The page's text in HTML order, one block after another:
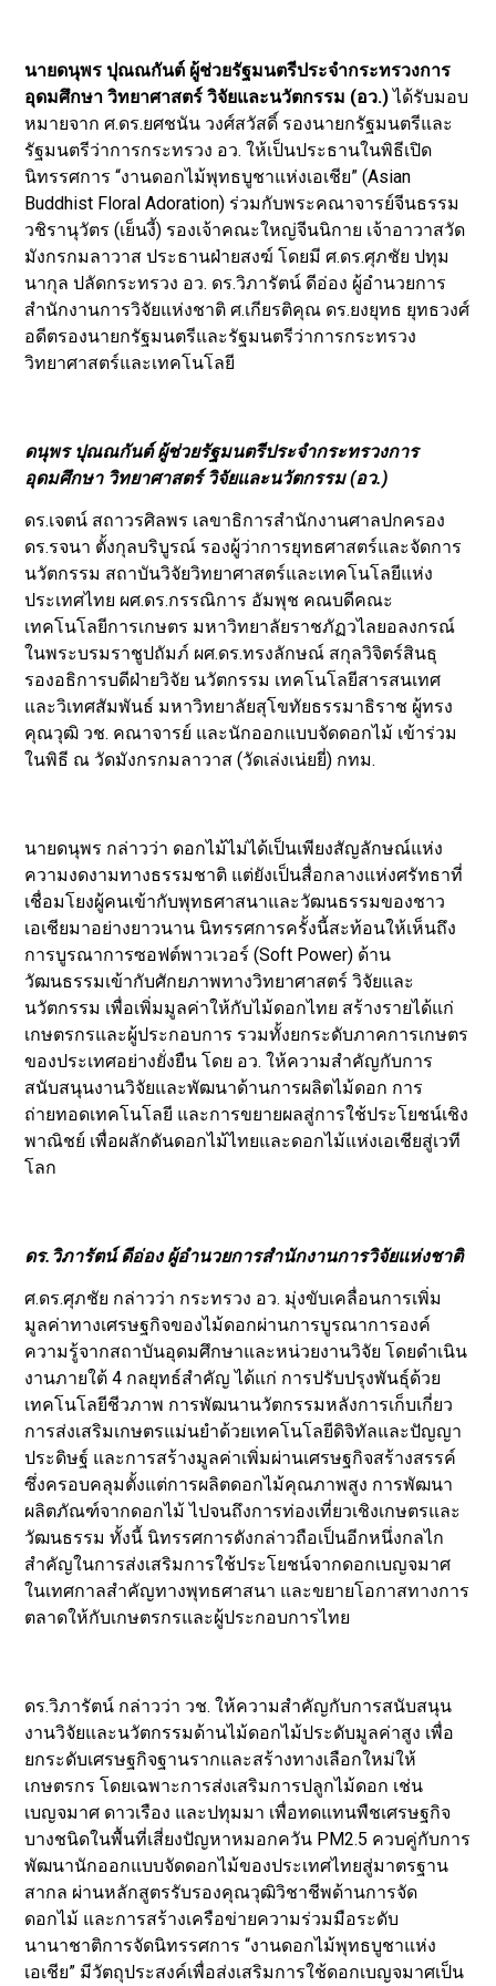
นายดนุพร ปุณณกันต์ ผู้ช่วยรัฐมนตรีประจำกระทรวงการ
อุดมศึกษา วิทยาศาสตร์ วิจัยและนวัตกรรม (อว.)ได้รับมอบ
หมายจาก ศ.ดร.ยศชนัน วงศ์สวัสดิ์ รองนายกรัฐมนตรีและ
รัฐมนตรีว่าการกระทรวง อว. ให้เป็นประธานในพิธีเปิด
นิทรรศการ “งานดอกไม้พุทธบูชาแห่งเอเชีย” (Asian
Buddhist Floral Adoration) ร่วมกับพระคณาจารย์จีนธรรม
วชิรานุวัตร (เย็นงี้) รองเจ้าคณะใหญ่จีนนิกาย เจ้าอาวาสวัด
มังกรกมลาวาส ประธานฝ่ายสงฆ์ โดยมี ศ.ดร.ศุภชัย ปทุม
นากุล ปลัดกระทรวง อว. ดร.วิภารัตน์ ดีอ่อง ผู้อำนวยการ
สำนักงานการวิจัยแห่งชาติ ศ.เกียรติคุณ ดร.ยงยุทธ ยุทธวงศ์
อดีตรองนายกรัฐมนตรีและรัฐมนตรีว่าการกระทรวง
วิทยาศาสตร์และเทคโนโลยี
ดนุพร ปุณณกันต์ ผู้ช่วยรัฐมนตรีประจำกระทรวงการ
อุดมศึกษา วิทยาศาสตร์ วิจัยและนวัตกรรม (อว.)
ดร.เจตน์ สถาวรศิลพร เลขาธิการสำนักงานศาลปกครอง
ดร.รจนา ตั้งกุลบริบูรณ์ รองผู้ว่าการยุทธศาสตร์และจัดการ
นวัตกรรม สถาบันวิจัยวิทยาศาสตร์และเทคโนโลยีแห่ง
ประเทศไทย ผศ.ดร.กรรณิการ อัมพุช คณบดีคณะ
เทคโนโลยีการเกษตร มหาวิทยาลัยราชภัฏวไลยอลงกรณ์
ในพระบรมราชูปถัมภ์ ผศ.ดร.ทรงลักษณ์ สกุลวิจิตร์สินธุ
รองอธิการบดีฝ่ายวิจัย นวัตกรรม เทคโนโลยีสารสนเทศ
และวิเทศสัมพันธ์ มหาวิทยาลัยสุโขทัยธรรมาธิราช ผู้ทรง
คุณวุฒิ วช. คณาจารย์ และนักออกแบบจัดดอกไม้ เข้าร่วม
ในพิธี ณ วัดมังกรกมลาวาส (วัดเล่งเน่ยยี่) กทม.
นายดนุพร กล่าวว่า ดอกไม้ไม่ได้เป็นเพียงสัญลักษณ์แห่ง
ความงดงามทางธรรมชาติ แต่ยังเป็นสื่อกลางแห่งศรัทธาที่
เชื่อมโยงผู้คนเข้ากับพุทธศาสนาและวัฒนธรรมของชาว
เอเชียมาอย่างยาวนาน นิทรรศการครั้งนี้สะท้อนให้เห็นถึง
การบูรณาการซอฟต์พาวเวอร์ (Soft Power) ด้าน
วัฒนธรรมเข้ากับศักยภาพทางวิทยาศาสตร์ วิจัยและ
นวัตกรรม เพื่อเพิ่มมูลค่าให้กับไม้ดอกไทย สร้างรายได้แก่
เกษตรกรและผู้ประกอบการ รวมทั้งยกระดับภาคการเกษตร
ของประเทศอย่างยั่งยืน โดย อว. ให้ความสำคัญกับการ
สนับสนุนงานวิจัยและพัฒนาด้านการผลิตไม้ดอก การ
ถ่ายทอดเทคโนโลยี และการขยายผลสู่การใช้ประโยชน์เชิง
พาณิชย์ เพื่อผลักดันดอกไม้ไทยและดอกไม้แห่งเอเชียสู่เวที
โลก
ดร.วิภารัตน์ ดีอ่อง ผู้อำนวยการสำนักงานการวิจัยแห่งชาติ
ศ.ดร.ศุภชัย กล่าวว่า กระทรวง อว. มุ่งขับเคลื่อนการเพิ่ม
มูลค่าทางเศรษฐกิจของไม้ดอกผ่านการบูรณาการองค์
ความรู้จากสถาบันอุดมศึกษาและหน่วยงานวิจัย โดยดำเนิน
งานภายใต้ 4 กลยุทธ์สำคัญ ได้แก่ การปรับปรุงพันธุ์ด้วย
เทคโนโลยีชีวภาพ การพัฒนานวัตกรรมหลังการเก็บเกี่ยว
การส่งเสริมเกษตรแม่นยำด้วยเทคโนโลยีดิจิทัลและปัญญา
ประดิษฐ์ และการสร้างมูลค่าเพิ่มผ่านเศรษฐกิจสร้างสรรค์
ซึ่งครอบคลุมตั้งแต่การผลิตดอกไม้คุณภาพสูง การพัฒนา
ผลิตภัณฑ์จากดอกไม้ ไปจนถึงการท่องเที่ยวเชิงเกษตรและ
วัฒนธรรม ทั้งนี้ นิทรรศการดังกล่าวถือเป็นอีกหนึ่งกลไก
สำคัญในการส่งเสริมการใช้ประโยชน์จากดอกเบญจมาศ
ในเทศกาลสำคัญทางพุทธศาสนา และขยายโอกาสทางการ
ตลาดให้กับเกษตรกรและผู้ประกอบการไทย
ดร.วิภารัตน์ กล่าวว่า วช. ให้ความสำคัญกับการสนับสนุน
งานวิจัยและนวัตกรรมด้านไม้ดอกไม้ประดับมูลค่าสูง เพื่อ
ยกระดับเศรษฐกิจฐานรากและสร้างทางเลือกใหม่ให้
เกษตรกร โดยเฉพาะการส่งเสริมการปลูกไม้ดอก เช่น
เบญจมาศ ดาวเรือง และปทุมมา เพื่อทดแทนพืชเศรษฐกิจ
บางชนิดในพื้นที่เสี่ยงปัญหาหมอกควัน PM2.5 ควบคู่กับการ
พัฒนานักออกแบบจัดดอกไม้ของประเทศไทยสู่มาตรฐาน
สากล ผ่านหลักสูตรรับรองคุณวุฒิวิชาชีพด้านการจัด
ดอกไม้ และการสร้างเครือข่ายความร่วมมือระดับ
นานาชาติการจัดนิทรรศการ “งานดอกไม้พุทธบูชาแห่ง
เอเชีย” มีวัตถุประสงค์เพื่อส่งเสริมการใช้ดอกเบญจมาศเป็น